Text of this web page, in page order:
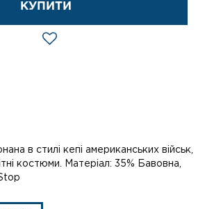
КУПИТИ
в стилі кепі американських військ,
костюми. Матеріал: 35% Бавовна,